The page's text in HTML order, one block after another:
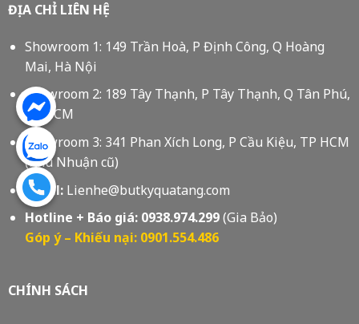
ĐỊA CHỈ LIÊN HỆ
Showroom 1: 149 Trần Hoà, P Định Công, Q Hoàng
Mai, Hà Nội
Showroom 2: 189 Tây Thạnh, P Tây Thạnh, Q Tân Phú,
Tp HCM
Showroom 3: 341 Phan Xích Long, P Cầu Kiệu, TP HCM
(Phú Nhuận cũ)
Email:Lienhe@butkyquatang.com
Hotline + Báo giá: 0938.974.299(Gia Bảo)
Góp ý – Khiếu nại: 0901.554.486
CHÍNH SÁCH